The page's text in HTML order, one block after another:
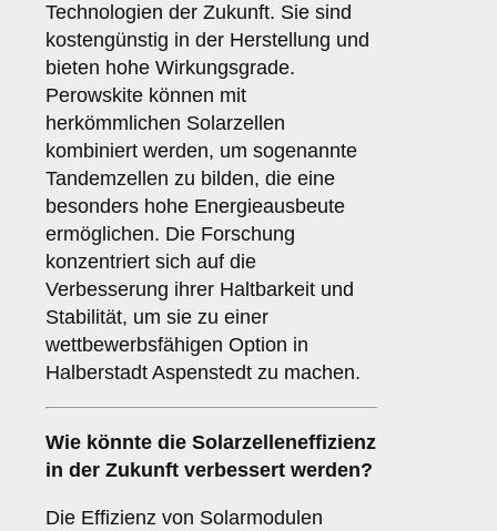
Technologien der Zukunft. Sie sind
kostengünstig in der Herstellung und
bieten hohe Wirkungsgrade.
Perowskite können mit
herkömmlichen Solarzellen
kombiniert werden, um sogenannte
Tandemzellen zu bilden, die eine
besonders hohe Energieausbeute
ermöglichen. Die Forschung
konzentriert sich auf die
Verbesserung ihrer Haltbarkeit und
Stabilität, um sie zu einer
wettbewerbsfähigen Option in
Halberstadt Aspenstedt zu machen.
Wie könnte die Solarzelleneffizienz
in der Zukunft verbessert werden?
Die Effizienz von Solarmodulen